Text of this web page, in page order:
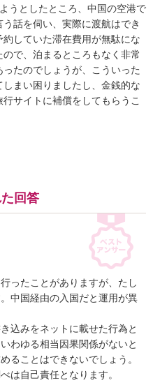
うとしたところ、中国の空港で
話を伺い、実際に渡航はでき
していた滞在費用が無駄にな
で、泊まるところもなく非常
たのでしょうが、こういった
まい困りましたし、金銭的な
サイトに補償をしてもらうこ
回答
ったことがありますが、たし
中国経由の入国だと運用が異
込みをネットに載せた行為と
わゆる相当因果関係がないと
ることはできないでしょう。
は自己責任となります。